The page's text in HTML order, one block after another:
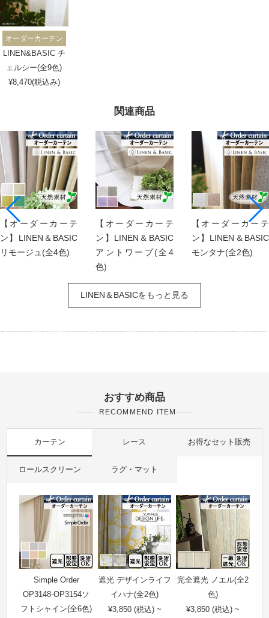
関連商品
【オーダーカーテ
ン】LINEN＆BASIC
リモージュ(全4色)
【オーダーカーテ
ン】LINEN＆BASIC
アントワープ(全4
色)
【オーダーカーテ
ン】LINEN＆BASIC
モンタナ(全2色)
LINEN＆BASICをもっと見る
オーダーカーテン
LINEN&BASIC チ
ェルシー(全9色)
¥8,470(税込み)
おすすめ商品
RECOMMEND ITEM
カーテン レース お得なセット販売
ロールスクリーン ラグ・マット
Simple Order
OP3148-OP3154ソ
フトシャイン(全6色)
遮光 デザインライフ
イハナ(全2色)
¥3,850 (税込) ~
完全遮光 ノエル(全2
色)
¥3,850 (税込) ~